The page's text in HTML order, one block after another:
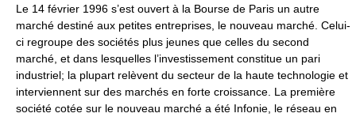
Le 14 février 1996 s’est ouvert à la Bourse de Paris un autre
marché destiné aux petites entreprises, le nouveau marché. Celui-
ci regroupe des sociétés plus jeunes que celles du second
marché, et dans lesquelles l’investissement constitue un pari
industriel; la plupart relèvent du secteur de la haute technologie et
interviennent sur des marchés en forte croissance. La première
société cotée sur le nouveau marché a été Infonie, le réseau en